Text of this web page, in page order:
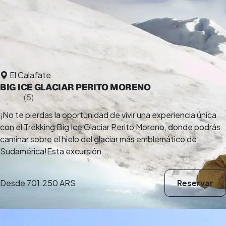
5,0(5)
8 h
El Calafate
BIG ICE GLACIAR PERITO MORENO
¡No te pierdas la oportunidad de vivir una experiencia única
con el Trekking Big Ice Glaciar Perito Moreno, donde podrás
caminar sobre el hielo del glaciar más emblemático de
Sudamérica!Esta excursión...
Desde 701.250 ARS Reservar